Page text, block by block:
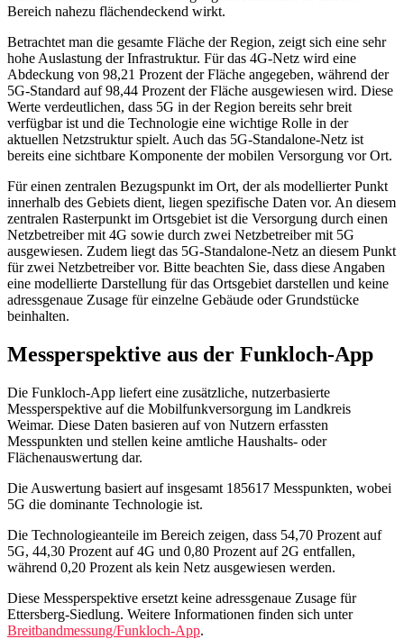
Bereich nahezu flächendeckend wirkt.
Betrachtet man die gesamte Fläche der Region, zeigt sich eine sehr
hohe Auslastung der Infrastruktur. Für das 4G-Netz wird eine
Abdeckung von 98,21 Prozent der Fläche angegeben, während der
5G-Standard auf 98,44 Prozent der Fläche ausgewiesen wird. Diese
Werte verdeutlichen, dass 5G in der Region bereits sehr breit
verfügbar ist und die Technologie eine wichtige Rolle in der
aktuellen Netzstruktur spielt. Auch das 5G-Standalone-Netz ist
bereits eine sichtbare Komponente der mobilen Versorgung vor Ort.
Für einen zentralen Bezugspunkt im Ort, der als modellierter Punkt
innerhalb des Gebiets dient, liegen spezifische Daten vor. An diesem
zentralen Rasterpunkt im Ortsgebiet ist die Versorgung durch einen
Netzbetreiber mit 4G sowie durch zwei Netzbetreiber mit 5G
ausgewiesen. Zudem liegt das 5G-Standalone-Netz an diesem Punkt
für zwei Netzbetreiber vor. Bitte beachten Sie, dass diese Angaben
eine modellierte Darstellung für das Ortsgebiet darstellen und keine
adressgenaue Zusage für einzelne Gebäude oder Grundstücke
beinhalten.
Messperspektive aus der Funkloch-App
Die Funkloch-App liefert eine zusätzliche, nutzerbasierte
Messperspektive auf die Mobilfunkversorgung im Landkreis
Weimar. Diese Daten basieren auf von Nutzern erfassten
Messpunkten und stellen keine amtliche Haushalts- oder
Flächenauswertung dar.
Die Auswertung basiert auf insgesamt 185617 Messpunkten, wobei
5G die dominante Technologie ist.
Die Technologieanteile im Bereich zeigen, dass 54,70 Prozent auf
5G, 44,30 Prozent auf 4G und 0,80 Prozent auf 2G entfallen,
während 0,20 Prozent als kein Netz ausgewiesen werden.
Diese Messperspektive ersetzt keine adressgenaue Zusage für
Ettersberg-Siedlung. Weitere Informationen finden sich unter
Breitbandmessung/Funkloch-App.